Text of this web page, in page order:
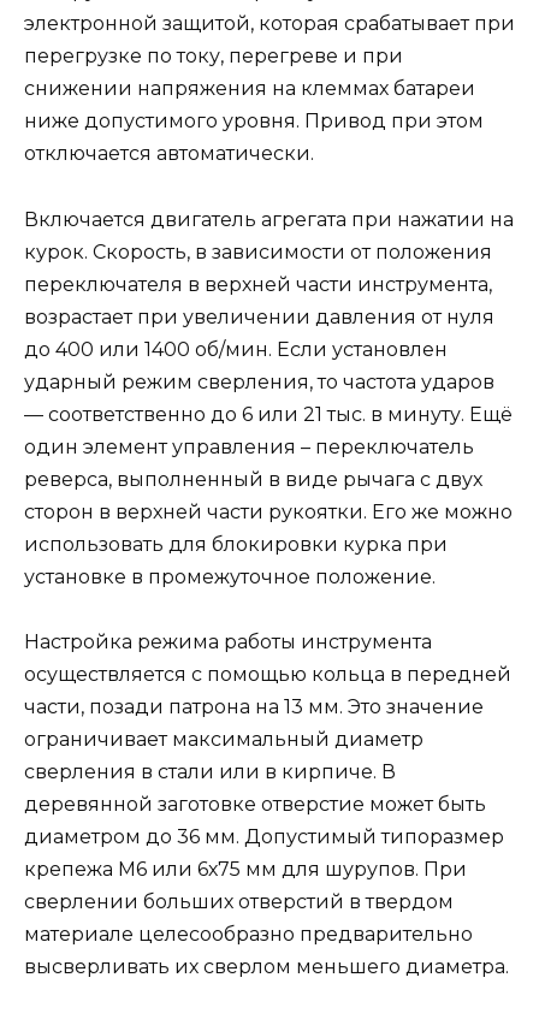
электронной защитой, которая срабатывает при
перегрузке по току, перегреве и при
снижении напряжения на клеммах батареи
ниже допустимого уровня. Привод при этом
отключается автоматически.
Включается двигатель агрегата при нажатии на
курок. Скорость, в зависимости от положения
переключателя в верхней части инструмента,
возрастает при увеличении давления от нуля
до 400 или 1400 об/мин. Если установлен
ударный режим сверления, то частота ударов
— соответственно до 6 или 21 тыс. в минуту. Ещё
один элемент управления – переключатель
реверса, выполненный в виде рычага с двух
сторон в верхней части рукоятки. Его же можно
использовать для блокировки курка при
установке в промежуточное положение.
Настройка режима работы инструмента
осуществляется с помощью кольца в передней
части, позади патрона на 13 мм. Это значение
ограничивает максимальный диаметр
сверления в стали или в кирпиче. В
деревянной заготовке отверстие может быть
диаметром до 36 мм. Допустимый типоразмер
крепежа М6 или 6х75 мм для шурупов. При
сверлении больших отверстий в твердом
материале целесообразно предварительно
высверливать их сверлом меньшего диаметра.